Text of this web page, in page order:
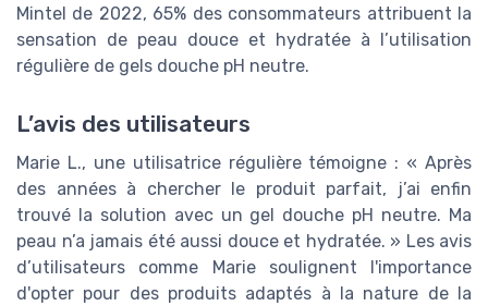
Mintel de 2022, 65% des consommateurs attribuent la
sensation de peau douce et hydratée à l’utilisation
régulière de gels douche pH neutre.
L’avis des utilisateurs
Marie L., une utilisatrice régulière témoigne : « Après
des années à chercher le produit parfait, j’ai enfin
trouvé la solution avec un gel douche pH neutre. Ma
peau n’a jamais été aussi douce et hydratée. » Les avis
d’utilisateurs comme Marie soulignent l'importance
d'opter pour des produits adaptés à la nature de la